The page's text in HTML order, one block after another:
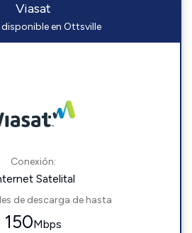
Viasat
en Ottsville
Conexión:
Satelital
de descarga de hasta
150Mbps